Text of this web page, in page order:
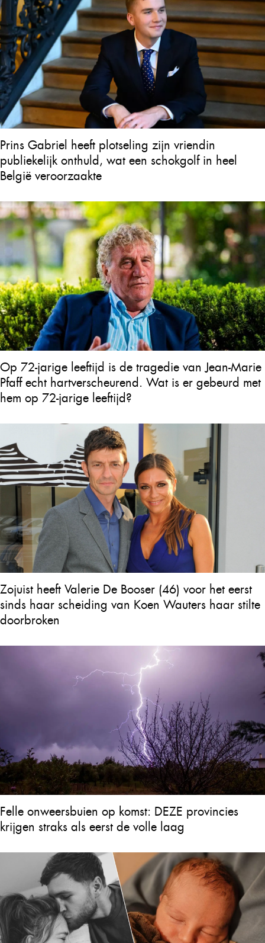
Prins Gabriel heeft plotseling zijn vriendin
publiekelijk onthuld, wat een schokgolf in heel
België veroorzaakte
Op 72-jarige leeftijd is de tragedie van Jean-Marie
Pfaff echt hartverscheurend. Wat is er gebeurd met
hem op 72-jarige leeftijd?
Zojuist heeft Valerie De Booser (46) voor het eerst
sinds haar scheiding van Koen Wauters haar stilte
doorbroken
Felle onweersbuien op komst: DEZE provincies
krijgen straks als eerst de volle laag